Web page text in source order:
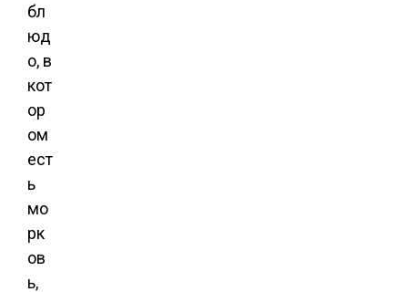
бл
юд
о, в
кот
ор
ом
ест
ь
мо
рк
ов
ь,